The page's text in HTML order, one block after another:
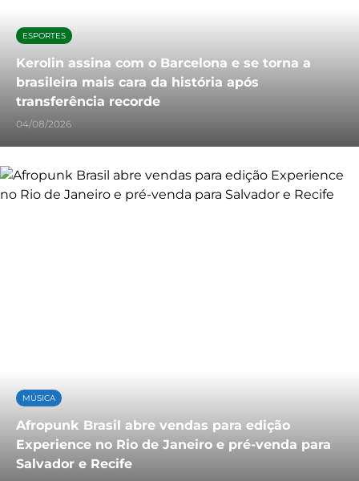
ESPORTES
Kerolin assina com o Barcelona e se torna a
brasileira mais cara da história após
transferência recorde
04/08/2026
MÚSICA
Afropunk Brasil abre vendas para edição
Experience no Rio de Janeiro e pré-venda para
Salvador e Recife